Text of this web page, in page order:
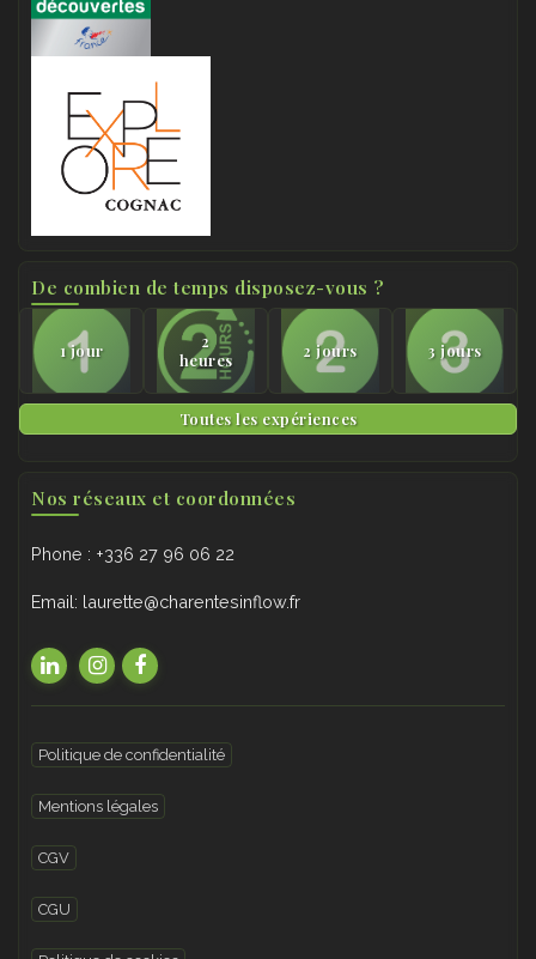
De combien de temps disposez-vous ?
1 jour
2
heures
2 jours 3 jours
Toutes les expériences
Nos réseaux et coordonnées
Phone : +336 27 96 06 22
Email: laurette@charentesinflow.fr
Politique de confidentialité
Mentions légales
CGV
CGU